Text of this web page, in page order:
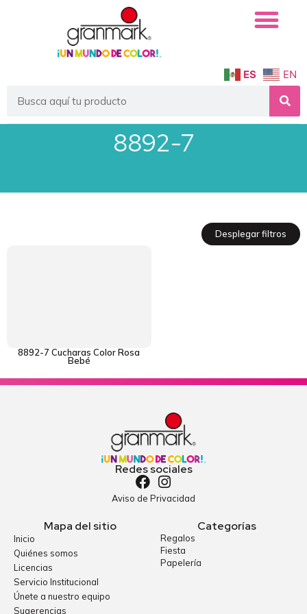
ES EN
8892-7
Desplegar filtros
8892-7 Cucharas Color Rosa
Bebé
Redes sociales
Aviso de Privacidad
Mapa del sitio
Inicio
Quiénes somos
Licencias
Servicio Institucional
Únete a nuestro equipo
Sugerencias
Categorías
Regalos
Fiesta
Papelería